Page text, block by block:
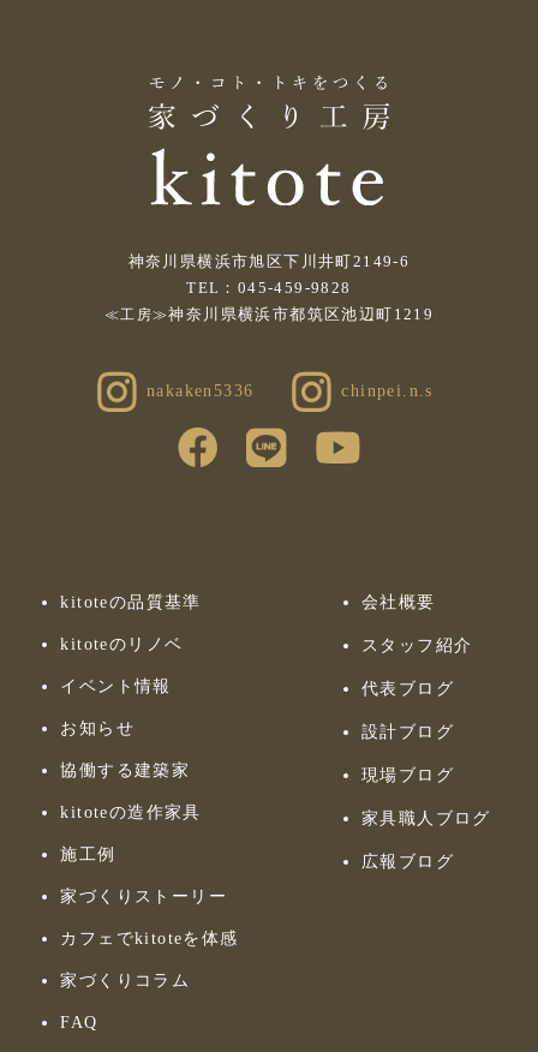
神奈川県横浜市旭区下川井町2149-6
TEL：045-459-9828
≪工房≫神奈川県横浜市都筑区池辺町1219
nakaken5336 chinpei.n.s
kitoteの品質基準
kitoteのリノベ
イベント情報
お知らせ
協働する建築家
kitoteの造作家具
施工例
家づくりストーリー
カフェでkitoteを体感
家づくりコラム
FAQ
会社概要
スタッフ紹介
代表ブログ
設計ブログ
現場ブログ
家具職人ブログ
広報ブログ